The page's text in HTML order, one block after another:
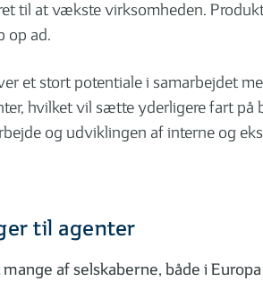
til at vækste virksomheden.
op ad.
et stort potentiale i samarbejdet
hvilket vil sætte yderligere fart på
og udviklingen af interne og
til agenter
af selskaberne, både i